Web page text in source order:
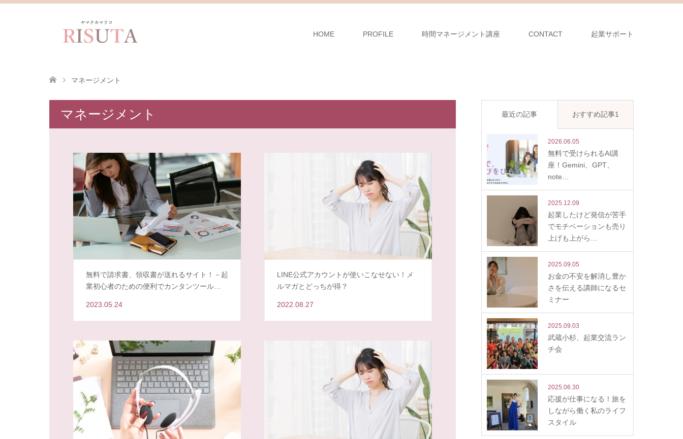
HOME PROFILE 時間マネージメント講座 CONTACT 起業サポート
マネージメント
マネージメント
無料で請求書、領収書が送れるサイト！－起
業初心者のための便利でカンタンツール…
2023.05.24
LINE公式アカウントが使いこなせない！メ
ルマガとどっちが得？
2022.08.27
最近の記事 おすすめ記事1
2026.06.05
無料で受けられるAI講
座！Gemini、GPT、
note…
2025.12.09
起業したけど発信が苦手
でモチベーションも売り
上げも上がら…
2025.09.05
お金の不安を解消し豊か
さを伝える講師になるセ
ミナー
2025.09.03
武蔵小杉、起業交流ラン
チ会
2025.06.30
応援が仕事になる！旅を
しながら働く私のライフ
スタイル